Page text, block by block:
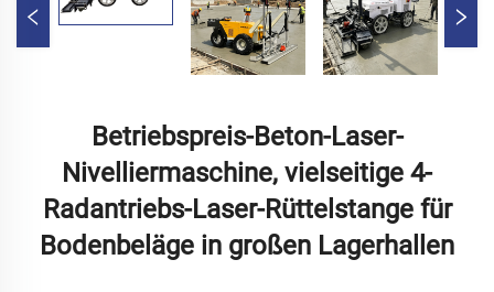
Betriebspreis-Beton-Laser-
Nivelliermaschine, vielseitige 4-
Radantriebs-Laser-Rüttelstange für
Bodenbeläge in großen Lagerhallen